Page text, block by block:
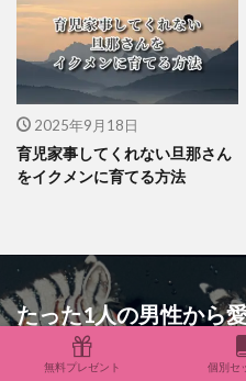
2025年9月18日
育児家事してくれない旦那さん
をイクメンに育てる方法
たった1人の男性から
で在り続けるために。
無料プレゼント 個別セ